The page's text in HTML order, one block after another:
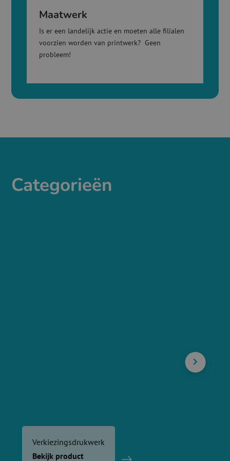
Maatwerk
Is er een landelijk actie en moeten alle filialen
voorzien worden van printwerk? Geen
probleem!
Categorieën
Verkiezingsdrukwerk
Bekijk product